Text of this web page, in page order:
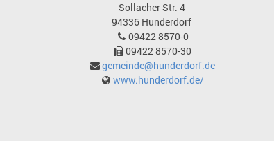
Sollacher Str. 4
94336 Hunderdorf
09422 8570-0
09422 8570-30
gemeinde@hunderdorf.de
www.hunderdorf.de/